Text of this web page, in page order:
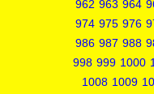
962 963 964
974 975 976
986 987 988
998 999 1000
1008 1009